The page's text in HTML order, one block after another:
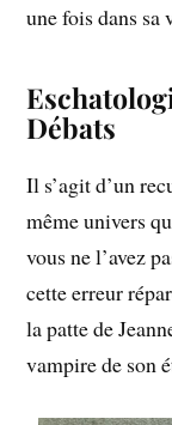
une fois dans sa
Débats
Il s’agit d’un
même univers
vous ne l’avez
cette erreur
la patte de
vampire de son